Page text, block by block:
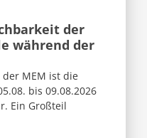
der
während der
MEM ist die
bis 09.08.2026
Ein Großteil